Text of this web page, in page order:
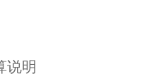
说明